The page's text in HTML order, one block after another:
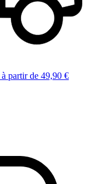
à partir de 49,90 €